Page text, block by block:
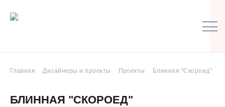
Главная Дизайнеры и проекты Проекты Блинная "Скороед"
БЛИННАЯ "СКОРОЕД"